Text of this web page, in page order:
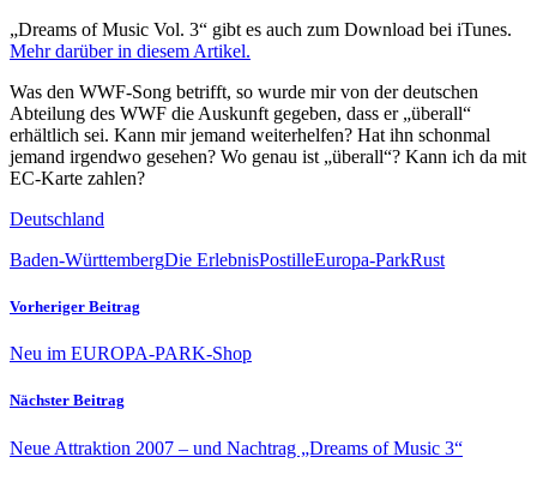
„Dreams of Music Vol. 3“ gibt es auch zum Download bei iTunes.
Mehr darüber in diesem Artikel.
Was den WWF-Song betrifft, so wurde mir von der deutschen
Abteilung des WWF die Auskunft gegeben, dass er „überall“
erhältlich sei. Kann mir jemand weiterhelfen? Hat ihn schonmal
jemand irgendwo gesehen? Wo genau ist „überall“? Kann ich da mit
EC-Karte zahlen?
Deutschland
Baden-WürttembergDie ErlebnisPostilleEuropa-ParkRust
Vorheriger Beitrag
Neu im EUROPA-PARK-Shop
Nächster Beitrag
Neue Attraktion 2007 – und Nachtrag „Dreams of Music 3“